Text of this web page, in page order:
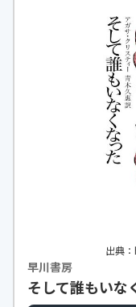
出典
早川書房
そして誰もいな